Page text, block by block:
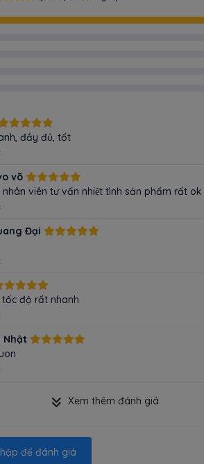
đầy đủ, tốt
võ
viên tư vấn nhiệt tình sản phẩm rất ok
Đại
độ rất nhanh
Nhật
Xem thêm đánh giá
để đánh giá